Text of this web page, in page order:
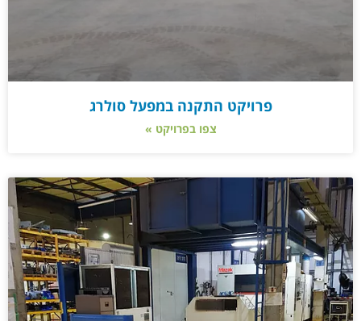
פרויקט התקנה במפעל סולרג
צפו בפרויקט »